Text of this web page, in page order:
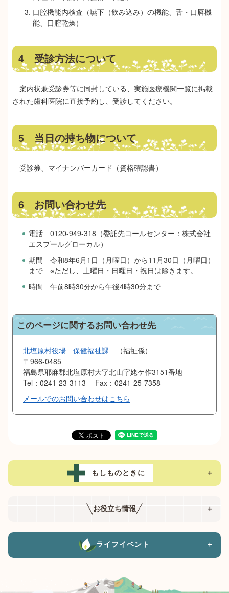
口腔機能内検査（嚥下（飲み込み）の機能、舌・口唇機
能、口腔乾燥）
4 受診方法について
案内状兼受診券等に同封している、実施医療機関一覧に掲載
された歯科医院に直接予約し、受診してください。
5 当日の持ち物について
受診券、マイナンバーカード（資格確認書）
6 お問い合わせ先
電話 0120-949-318（委託先コールセンター：株式会社
エスプールグローカル）
期間 令和8年6月1日（月曜日）から11月30日（月曜日）
まで ※ただし、土曜日・日曜日・祝日は除きます。
時間 午前8時30分から午後4時30分まで
このページに関するお問い合わせ先
北塩原村役場 保健福祉課
福祉係
〒966-0485
福島県耶麻郡北塩原村大字北山字姥ケ作3151番地
Tel：0241-23-3113
Fax：0241-25-7358
メールでのお問い合わせはこちら
もしものときに ＋
お役立ち情報 ＋
ライフイベント ＋